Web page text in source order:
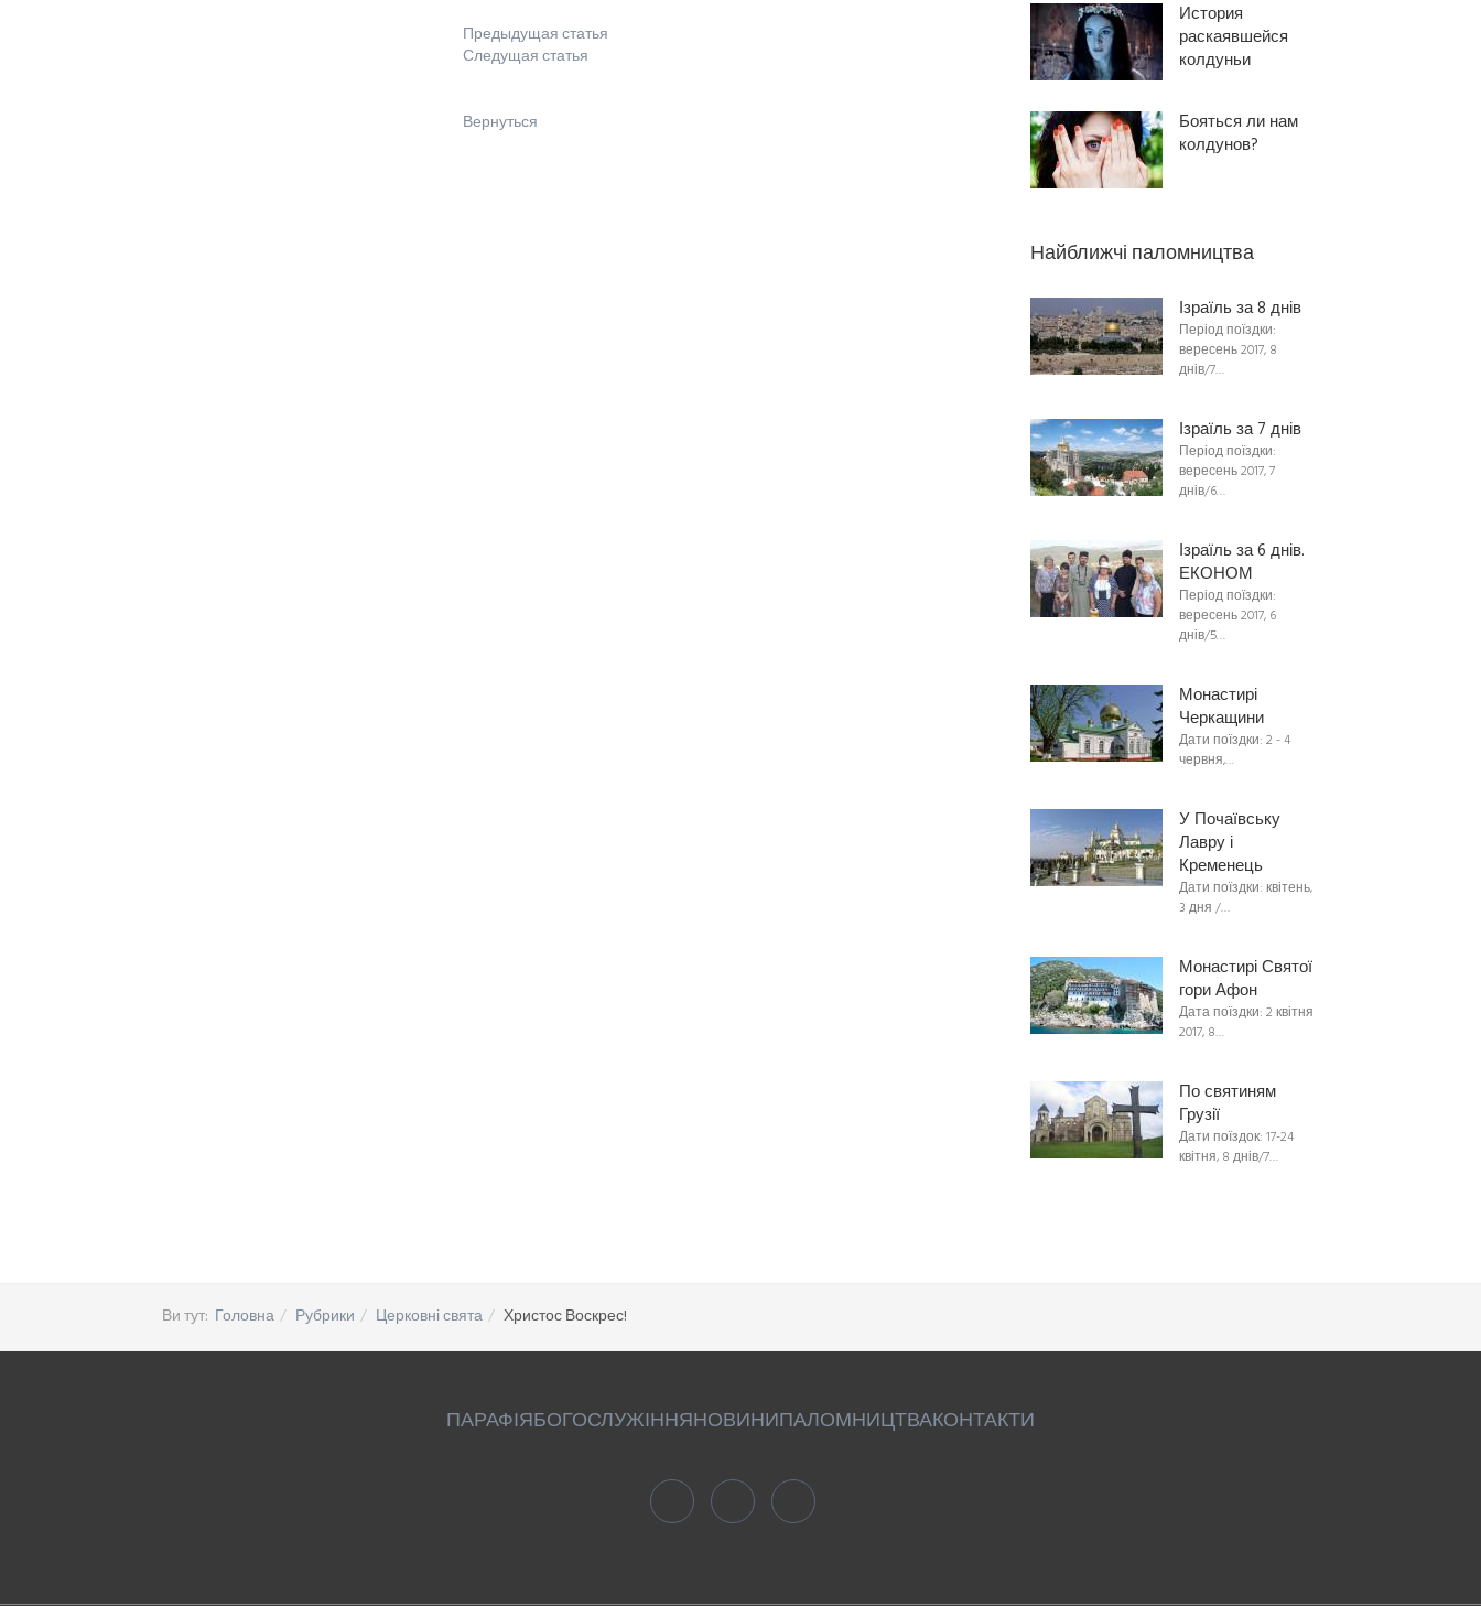
Предыдущая статья
Следущая статья
Вернуться
История
раскаявшейся
колдуньи
Бояться ли нам
колдунов?
Найближчі паломництва
Ізраїль за 8 днів
Період поїздки:
вересень 2017, 8
днів/7…
Ізраїль за 7 днів
Період поїздки:
вересень 2017, 7
днів/6…
Ізраїль за 6 днів.
ЕКОНОМ
Період поїздки:
вересень 2017, 6
днів/5…
Монастирі
Черкащини
Дати поїздки: 2 - 4
червня,…
У Почаївську
Лавру і
Кременець
Дати поїздки: квітень,
3 дня /…
Монастирі Святої
гори Афон
Дата поїздки: 2 квітня
2017, 8…
По святиням
Грузії
Дати поїздок: 17-24
квітня, 8 днів/7…
Ви тут: Головна Рубрики Церковні свята Христос Воскрес!
ПАРАФІЯБОГОСЛУЖІННЯНОВИНИПАЛОМНИЦТВАКОНТАКТИ